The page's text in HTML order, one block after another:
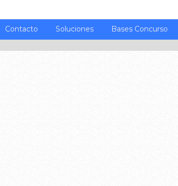
Contacto Soluciones Bases Concurso